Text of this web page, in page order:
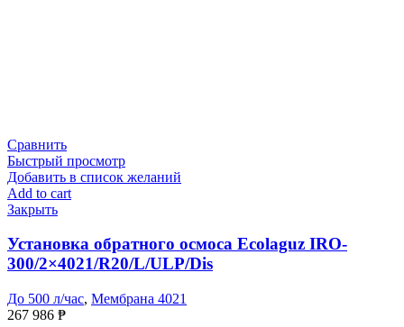
Сравнить
Быстрый просмотр
Добавить в список желаний
Add to cart
Закрыть
Установка обратного осмоса Ecolaguz IRO-
300/2×4021/R20/L/ULP/Dis
До 500 л/час, Мембрана 4021
267 986 ₱